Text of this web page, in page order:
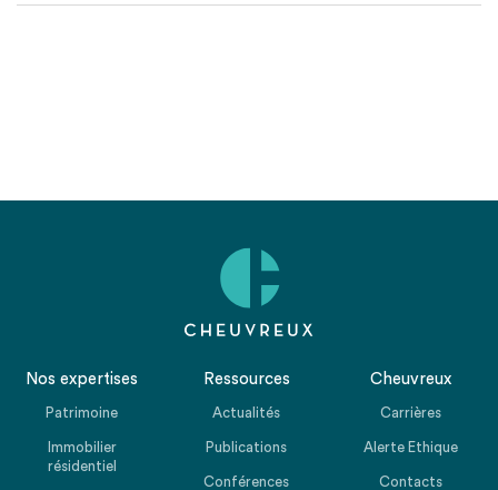
Nos expertises
Patrimoine
Immobilier
résidentiel
Ressources
Actualités
Publications
Conférences
Cheuvreux
Carrières
Alerte Ethique
Contacts